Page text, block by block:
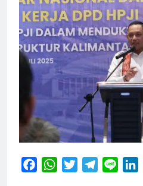
FacebookWhatsApp
TwitterTelegram
Line